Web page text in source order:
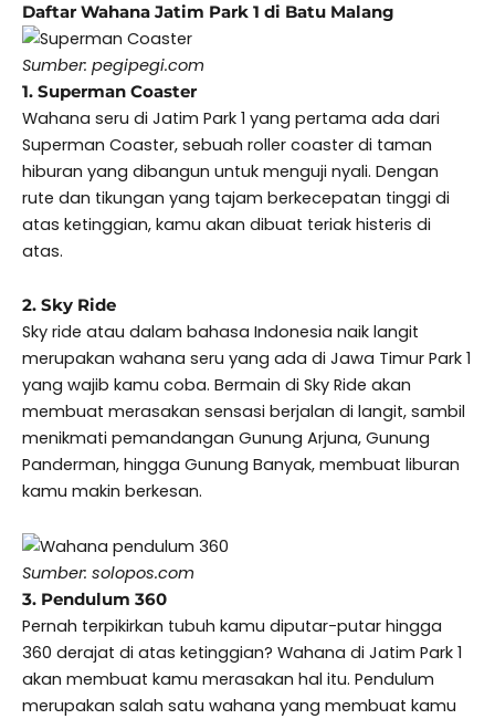
Daftar Wahana Jatim Park 1 di Batu Malang
Sumber: pegipegi.com
1. Superman Coaster
Wahana seru di Jatim Park 1 yang pertama ada dari
Superman Coaster, sebuah roller coaster di taman
hiburan yang dibangun untuk menguji nyali. Dengan
rute dan tikungan yang tajam berkecepatan tinggi di
atas ketinggian, kamu akan dibuat teriak histeris di
atas.
2. Sky Ride
Sky ride atau dalam bahasa Indonesia naik langit
merupakan wahana seru yang ada di Jawa Timur Park 1
yang wajib kamu coba. Bermain di Sky Ride akan
membuat merasakan sensasi berjalan di langit, sambil
menikmati pemandangan Gunung Arjuna, Gunung
Panderman, hingga Gunung Banyak, membuat liburan
kamu makin berkesan.
Sumber: solopos.com
3. Pendulum 360
Pernah terpikirkan tubuh kamu diputar-putar hingga
360 derajat di atas ketinggian? Wahana di Jatim Park 1
akan membuat kamu merasakan hal itu. Pendulum
merupakan salah satu wahana yang membuat kamu